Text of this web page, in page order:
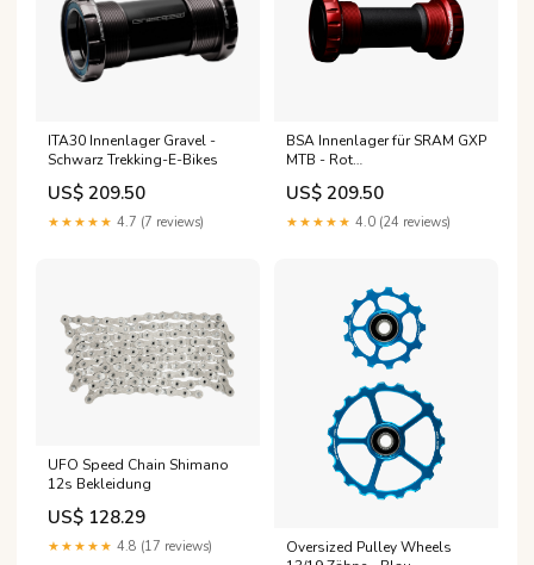
ITA30 Innenlager Gravel -
Schwarz Trekking-E-Bikes
US$ 209.50
★★★★★ 4.7 (7 reviews)
BSA Innenlager für SRAM GXP
MTB - Rot
Ausführung:Coated
US$ 209.50
★★★★★ 4.0 (24 reviews)
UFO Speed Chain Shimano
12s Bekleidung
US$ 128.29
★★★★★ 4.8 (17 reviews)
Oversized Pulley Wheels